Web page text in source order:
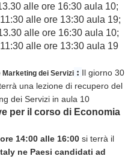
alle ore 16:30 aula 10;
alle ore 13:30 aula 19;
alle ore 16:30 aula 10;
alle ore 13:30 aula 19
Marketing dei Servizi : Il giorno 30
una lezione di recupero del
dei Servizi in aula 10
per il corso di Economia
14:00 alle 16:00 si terrà il
ne Paesi candidati ad